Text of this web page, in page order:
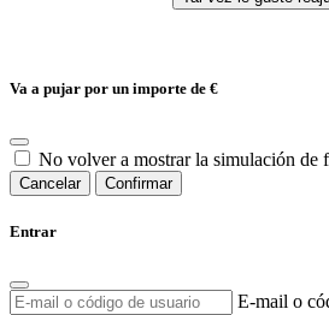
Va a pujar por un importe de €
No volver a mostrar la simulación de
Cancelar Confirmar
Entrar
E-mail o